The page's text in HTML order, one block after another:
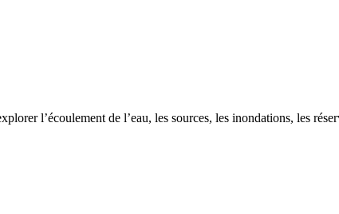
l’écoulement de l’eau, les sources, les inondations, les